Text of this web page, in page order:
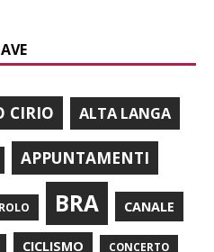
CIRIO ALTA LANGA
APPUNTAMENTI
BRA CANALE
CICLISMO CONCERTO